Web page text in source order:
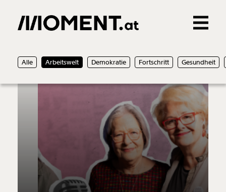
0Treffer 0Artikel
Alle Arbeitswelt Demokratie Fortschritt Gesundheit
Podcast
05.06.2024